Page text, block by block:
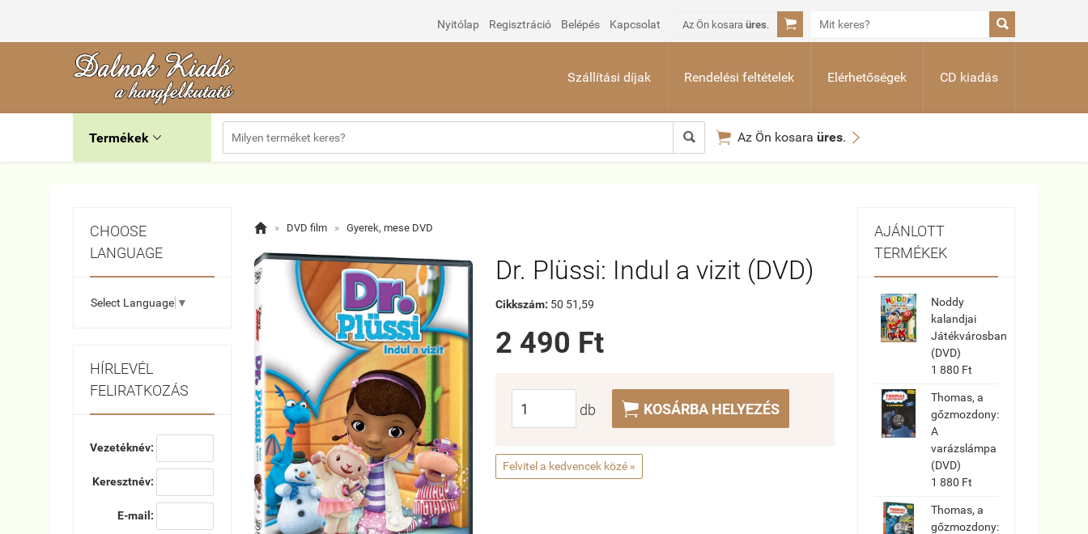
Nyitólap Regisztráció Belépés Kapcsolat Az Ön kosara üres.  
Szállítási díjak Rendelési feltételek Elérhetőségek CD kiadás
Termékek    Az Ön kosara üres. 
CHOOSE
LANGUAGE
Select Language ▼
HÍRLEVÉL
FELIRATKOZÁS
Vezetéknév:
Keresztnév:
E-mail:
 » DVD film » Gyerek, mese DVD
Dr. Plüssi: Indul a vizit (DVD)
Cikkszám: 50 51,59
2 490 Ft
db  KOSÁRBA HELYEZÉS
Felvitel a kedvencek közé »
AJÁNLOTT
TERMÉKEK
Noddy
kalandjai
Játékvárosban
(DVD)
1 880 Ft
Thomas, a
gőzmozdony:
A
varázslámpa
(DVD)
1 880 Ft
Thomas, a
gőzmozdony: